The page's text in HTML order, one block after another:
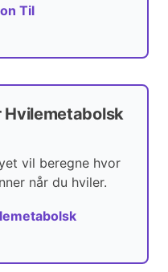
Til
Hvilemetabolsk
vil beregne hvor
når du hviler.